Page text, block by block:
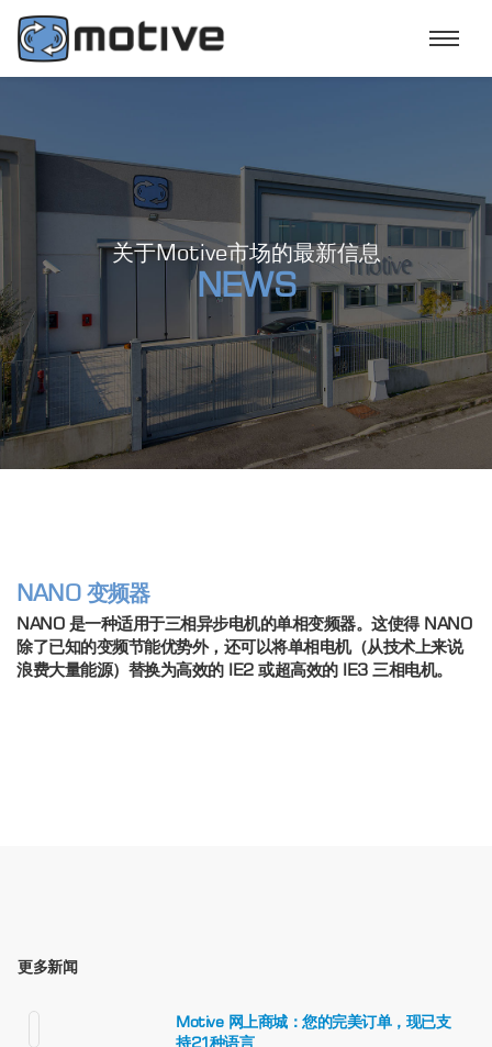
关于Motive市场的最新信息
NEWS
NANO 变频器
NANO 是一种适用于三相异步电机的单相变频器。这使得 NANO
除了已知的变频节能优势外，还可以将单相电机（从技术上来说
浪费大量能源）替换为高效的 IE2 或超高效的 IE3 三相电机。
更多新闻
Motive 网上商城：您的完美订单，现已支
持21种语言